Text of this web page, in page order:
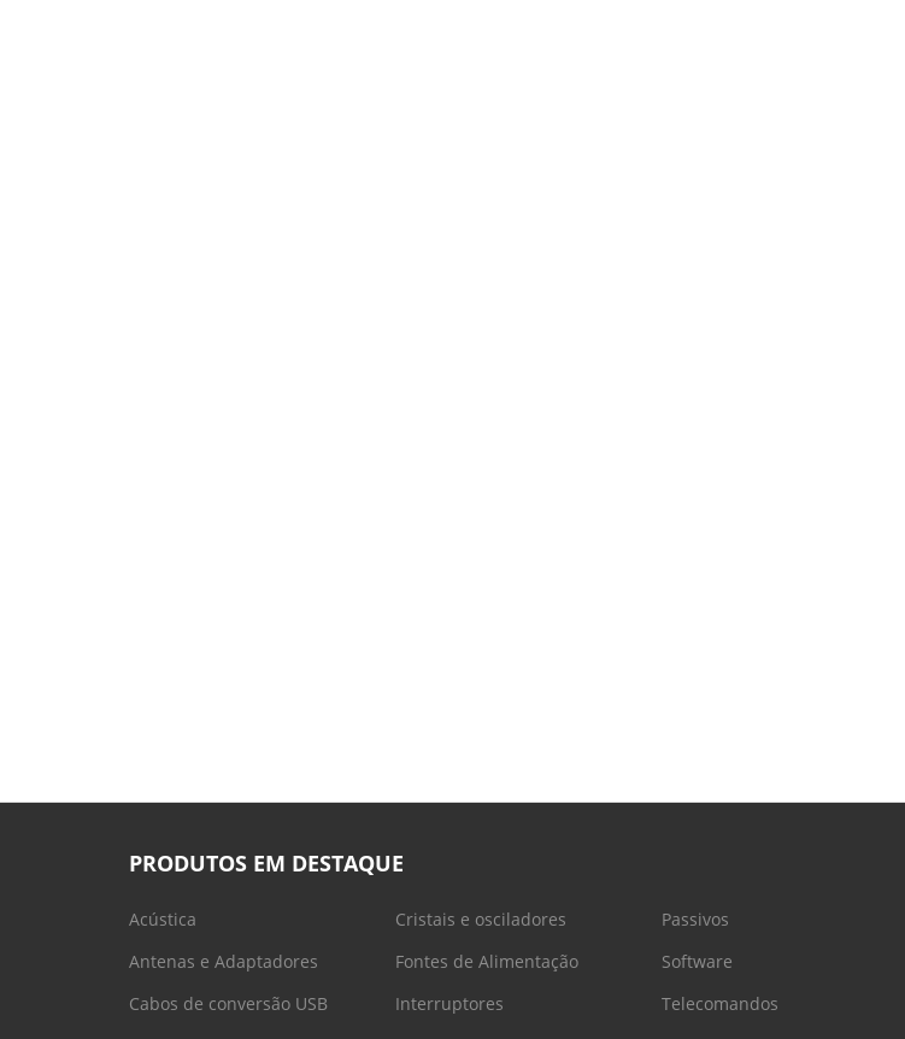
PRODUTOS EM DESTAQUE
Acústica
Antenas e Adaptadores
Cabos de conversão USB
Cristais e osciladores
Fontes de Alimentação
Interruptores
Passivos
Software
Telecomandos